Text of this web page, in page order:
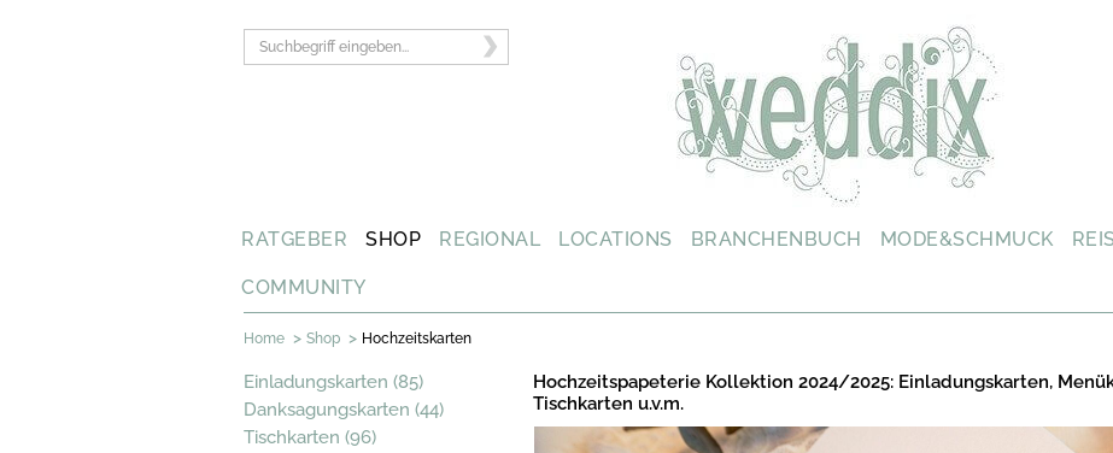
RATGEBER SHOP REGIONAL LOCATIONS BRANCHENBUCH MODE&SCHMUCK
COMMUNITY
Home > Shop > Hochzeitskarten
Einladungskarten (85)
Danksagungskarten (44)
Tischkarten (96)
Hochzeitspapeterie Kollektion 2024/2025: Einladungskarten,
Tischkarten u.v.m.